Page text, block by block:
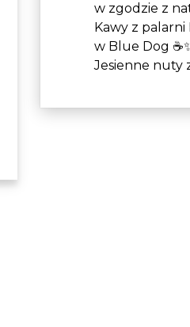
w zgodzie z
Kawy z
w Blue Dog
Jesienne nuty